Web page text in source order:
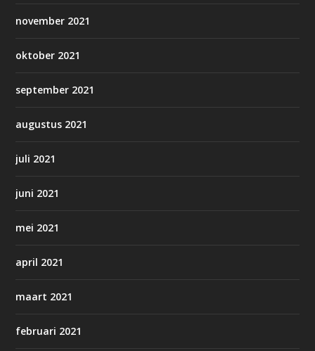
november 2021
oktober 2021
september 2021
augustus 2021
juli 2021
juni 2021
mei 2021
april 2021
maart 2021
februari 2021